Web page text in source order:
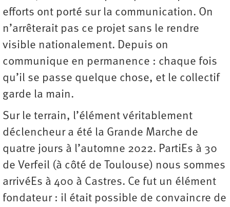
efforts ont porté sur la communication. On
n’arrêterait pas ce projet sans le rendre
visible nationalement. Depuis on
communique en permanence : chaque fois
qu’il se passe quelque chose, et le collectif
garde la main.
Sur le terrain, l’élément véritablement
déclencheur a été la Grande Marche de
quatre jours à l’automne 2022. PartiEs à 30
de Verfeil (à côté de Toulouse) nous sommes
arrivéEs à 400 à Castres. Ce fut un élément
fondateur : il était possible de convaincre de